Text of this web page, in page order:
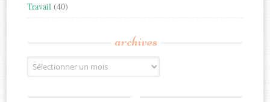
Travail (40)
archives
Archives